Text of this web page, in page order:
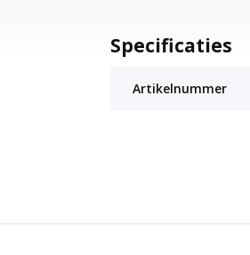
Specificaties
Artikelnummer